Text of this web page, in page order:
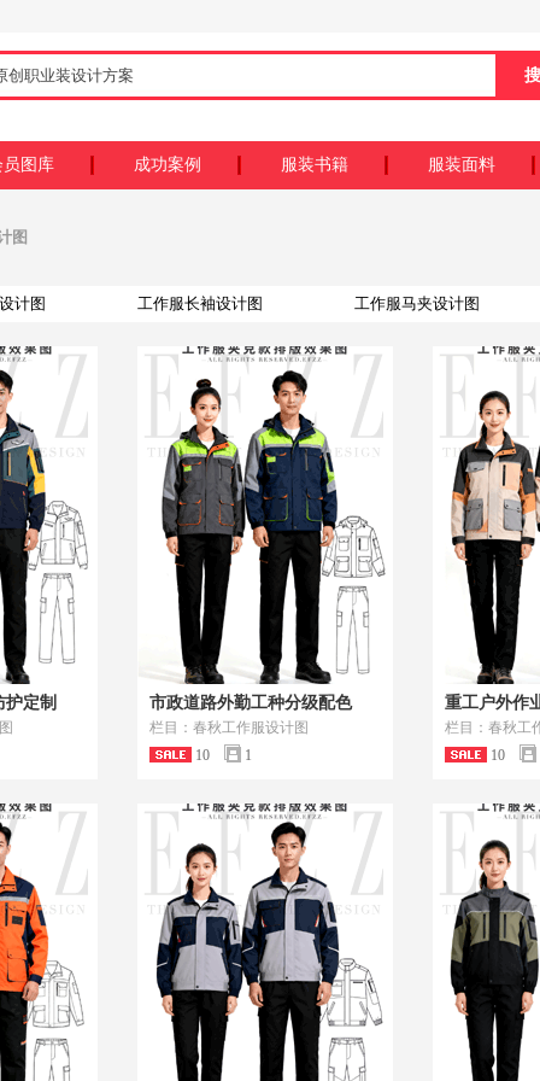
员图库 成功案例 服装书籍 服装面料
图
计图 工作服长袖设计图 工作服马夹设计图
定制 市政道路外勤工种分级配色
栏目：春秋工作服设计图
10
1
重工户外作
栏目：春秋工
10